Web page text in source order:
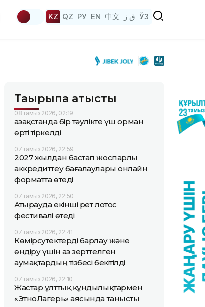
KZ QZ РУ EN 中文 ق ز ЎЗ
Тақырыпқа қатысты
08 тамыз 2026, 02:19
Қазақстанда бір тәулікте үш орман
өрті тіркелді
07 тамыз 2026, 22:59
2027 жылдан бастап жоспарлы
аккредиттеу бағалаулары онлайн
форматта өтеді
07 тамыз 2026, 22:50
Атырауда екінші рет лотос
фестивалі өтеді
07 тамыз 2026, 22:41
Көмірсутектерді барлау және
өндіру үшін аз зерттелген
аумақтардың тізбесі бекітілді
07 тамыз 2026, 22:10
Жастар ұлттық құндылықтармен
«ЭтноЛагерь» аясында танысты